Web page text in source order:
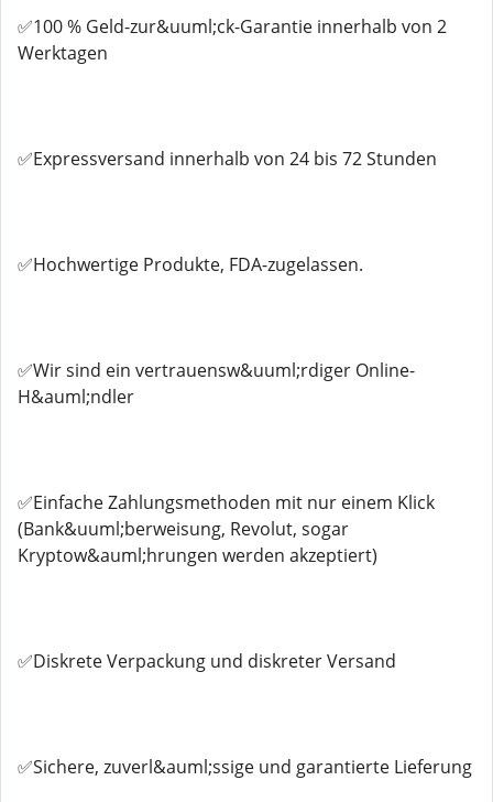
✅100 % Geld-zur&uuml;ck-Garantie innerhalb von 2
Werktagen
✅Expressversand innerhalb von 24 bis 72 Stunden
✅Hochwertige Produkte, FDA-zugelassen.
✅Wir sind ein vertrauensw&uuml;rdiger Online-
H&auml;ndler
✅Einfache Zahlungsmethoden mit nur einem Klick
(Bank&uuml;berweisung, Revolut, sogar
Kryptow&auml;hrungen werden akzeptiert)
✅Diskrete Verpackung und diskreter Versand
✅Sichere, zuverl&auml;ssige und garantierte Lieferung